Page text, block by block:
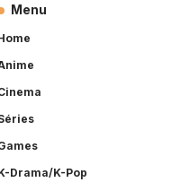
Menu
Drama/K-Pop